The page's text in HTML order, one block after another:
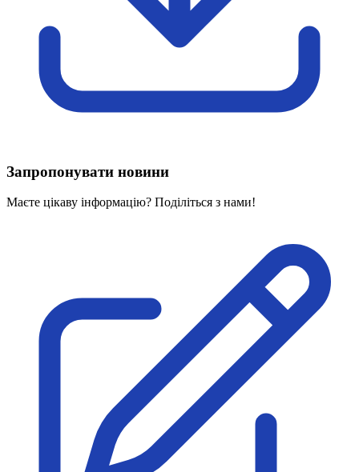
Харківська область
Херсонська область
Хмельницька область
Вивчаємо жестову мову
Дитяча сторінка
Новини про жестову мову
Проєкт "Жестова мова для поліцейських"
На допомогу військовим
Медична термінологія жестовою мовою
Нормативна база УТОГ
Конвенція ООН
Законодавство
Декларації
Документи ВФГ
Міжнародні документи
Запропонувати новини
Маєте цікаву інформацію? Поділіться з нами!